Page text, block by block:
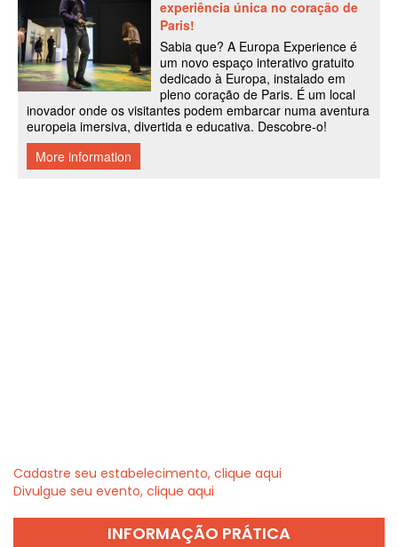
Cadastre seu estabelecimento, clique aqui
Divulgue seu evento, clique aqui
INFORMAÇÃO PRÁTICA